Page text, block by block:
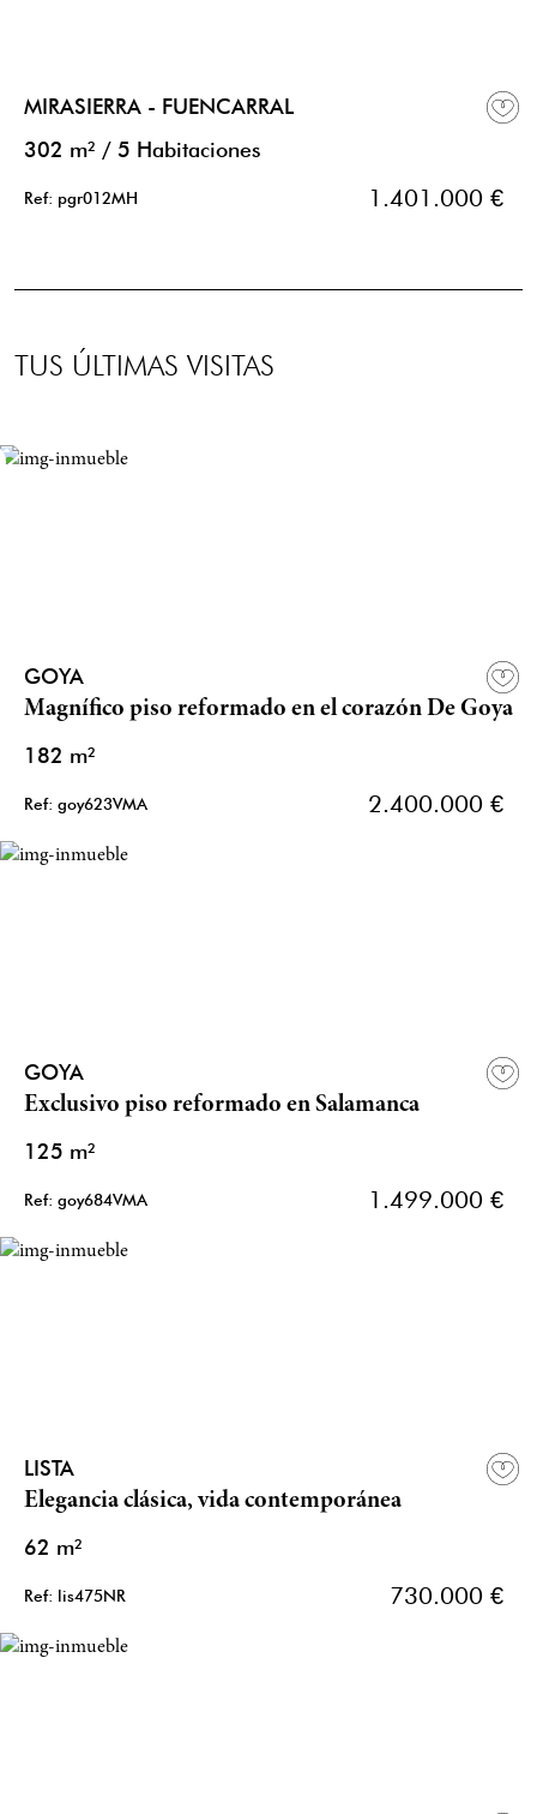
MIRASIERRA - FUENCARRAL
302 m² / 5 Habitaciones
Ref: pgr012MH 1.401.000 €
TUS ÚLTIMAS VISITAS
GOYA
Magnífico piso reformado en el corazón De Goya
182 m²
Ref: goy623VMA 2.400.000 €
GOYA
Exclusivo piso reformado en Salamanca
125 m²
Ref: goy684VMA 1.499.000 €
LISTA
Elegancia clásica, vida contemporánea
62 m²
Ref: lis475NR 730.000 €